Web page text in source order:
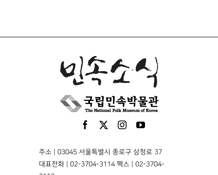
주소 | 03045 서울특별시 종로구 삼청로 37
대표전화 | 02-3704-3114 팩스 | 02-3704-